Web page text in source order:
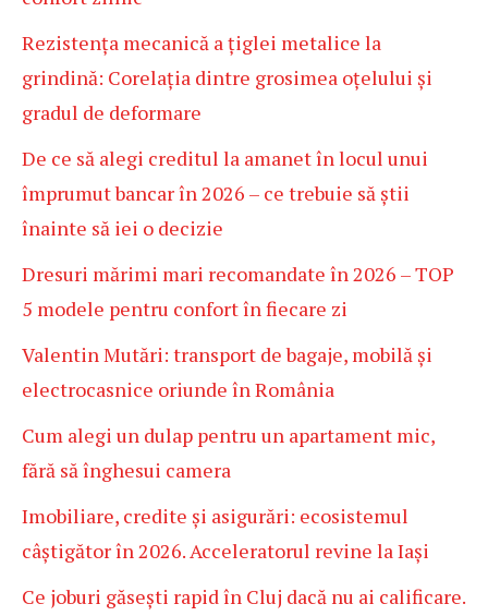
Rezistența mecanică a țiglei metalice la
grindină: Corelația dintre grosimea oțelului și
gradul de deformare
De ce să alegi creditul la amanet în locul unui
împrumut bancar în 2026 – ce trebuie să știi
înainte să iei o decizie
Dresuri mărimi mari recomandate în 2026 – TOP
5 modele pentru confort în fiecare zi
Valentin Mutări: transport de bagaje, mobilă și
electrocasnice oriunde în România
Cum alegi un dulap pentru un apartament mic,
fără să înghesui camera
Imobiliare, credite și asigurări: ecosistemul
câștigător în 2026. Acceleratorul revine la Iași
Ce joburi găsești rapid în Cluj dacă nu ai calificare.